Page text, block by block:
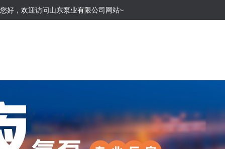
您好，欢迎访问山东泵业有限公司网站~